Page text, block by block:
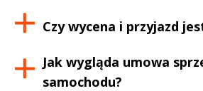
Czy wycena i przyjazd
Jak wygląda umowa
samochodu?